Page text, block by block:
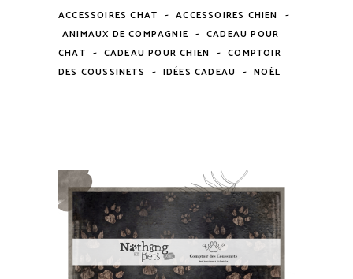
ACCESSOIRES CHAT - ACCESSOIRES CHIEN -
ANIMAUX DE COMPAGNIE - CADEAU POUR
CHAT - CADEAU POUR CHIEN - COMPTOIR
DES COUSSINETS - IDÉES CADEAU - NOËL